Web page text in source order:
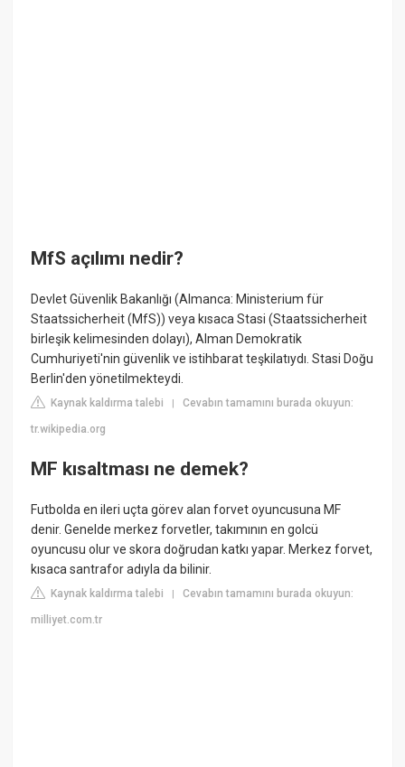
MfS açılımı nedir?
Devlet Güvenlik Bakanlığı (Almanca: Ministerium für
Staatssicherheit (MfS)) veya kısaca Stasi (Staatssicherheit
birleşik kelimesinden dolayı), Alman Demokratik
Cumhuriyeti'nin güvenlik ve istihbarat teşkilatıydı. Stasi Doğu
Berlin'den yönetilmekteydi.
Kaynak kaldırma talebi |Cevabın tamamını burada okuyun:
tr.wikipedia.org
MF kısaltması ne demek?
Futbolda en ileri uçta görev alan forvet oyuncusuna MF
denir. Genelde merkez forvetler, takımının en golcü
oyuncusu olur ve skora doğrudan katkı yapar. Merkez forvet,
kısaca santrafor adıyla da bilinir.
Kaynak kaldırma talebi |Cevabın tamamını burada okuyun:
milliyet.com.tr